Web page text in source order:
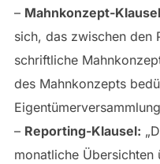
– Mahnkonzept-
sich, das zwischen den
schriftliche
des Mahnkonzepts
– Reporting-Klausel:
monatliche Übersichten